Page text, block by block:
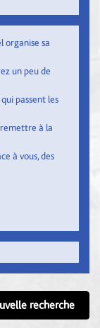
organise sa
un peu de
passent les
à la
à vous, des
recherche